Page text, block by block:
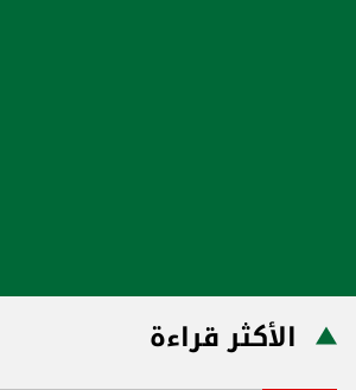
الأكثر قراءة